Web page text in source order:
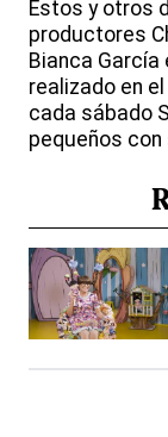
Estos y otros
productores
Bianca García
realizado en
cada sábado
pequeños